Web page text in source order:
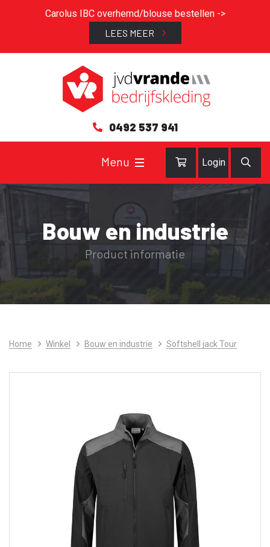
Carolus IBC overhemd/blouse bestellen ->
LEES MEER
0492 537 941
Login
Bouw en industrie
Product informatie
Home Winkel Bouw en industrie Softshell jack Tour